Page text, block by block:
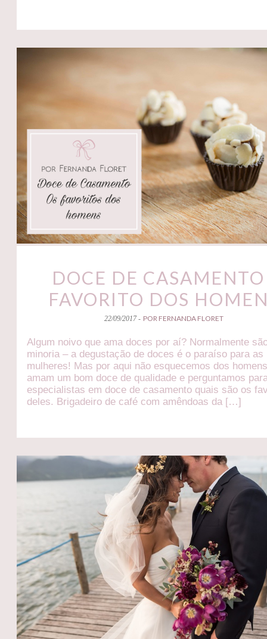
DOCE DE
FAVORITO DOS
22/09/2017 - POR FERNANDA FLORET
Algum noivo que ama doces por aí? Normalmente
minoria – a degustação de doces é o paraíso para as
mulheres! Mas por aqui não esquecemos dos
amam um bom doce de qualidade e perguntamos
especialistas em doce de casamento quais são os
deles. Brigadeiro de café com amêndoas da […]